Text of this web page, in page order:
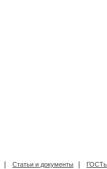
| Статьи и документы |